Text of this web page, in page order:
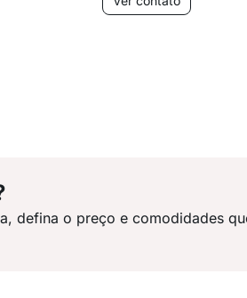
defina o preço e comodidades